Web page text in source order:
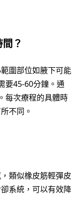
？
圍部位如腋下可能
要45-60分鐘。通
每次療程的具體時
不同。
類似橡皮筋輕彈皮
系統，可以有效降